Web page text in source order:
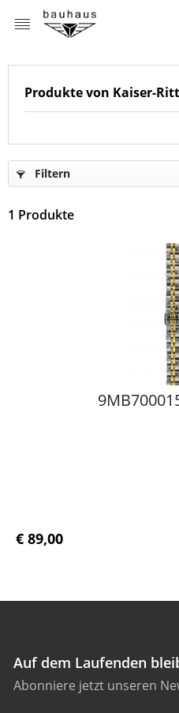
MENÜ
Produkte von Kaiser-
Filtern
1 Produkte
€ 89,00
Auf dem Laufenden
Abonniere jetzt unseren